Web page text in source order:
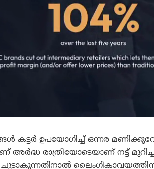
കട്ടർ ഉപയോഗിച്ച് ഒന്നര
അർദ്ധ രാത്രിയോടെയാണ് നട്ട്
ചൂടാകുന്നതിനാൽ